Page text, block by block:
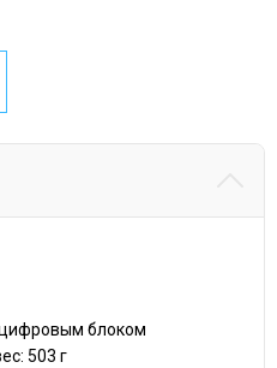
цифровым блоком
503 г